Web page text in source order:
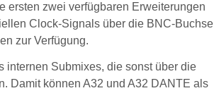
ersten zwei verfügbaren Erweiterungen
Clock-Signals über die BNC-Buchse
zur Verfügung.
internen Submixes, die sonst über die
Damit können A32 und A32 DANTE als